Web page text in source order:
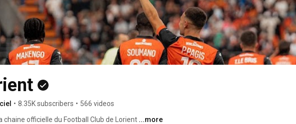
• 8.35K subscribers • 566 videos
chaine officielle du Football Club de Lorient ...more